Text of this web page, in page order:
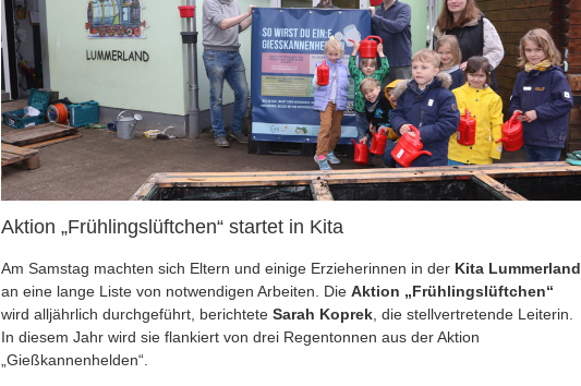
Aktion „Frühlingslüftchen“ startet in Kita
Am Samstag machten sich Eltern und einige Erzieherinnen in der Kita Lummerland
an eine lange Liste von notwendigen Arbeiten. Die Aktion „Frühlingslüftchen“
wird alljährlich durchgeführt, berichtete Sarah Koprek, die stellvertretende Leiterin.
In diesem Jahr wird sie flankiert von drei Regentonnen aus der Aktion
„Gießkannenhelden“.